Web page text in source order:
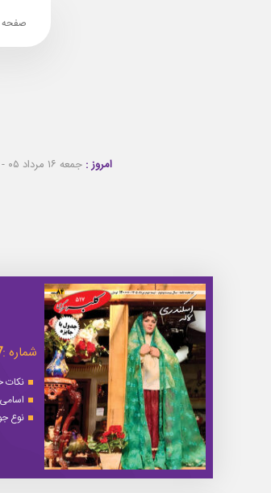
صفحه
امروز : جمعه ۱۶ مرداد ۰۵ - Friday 7th August 26
شماره :
نکات
اسامی
نوع